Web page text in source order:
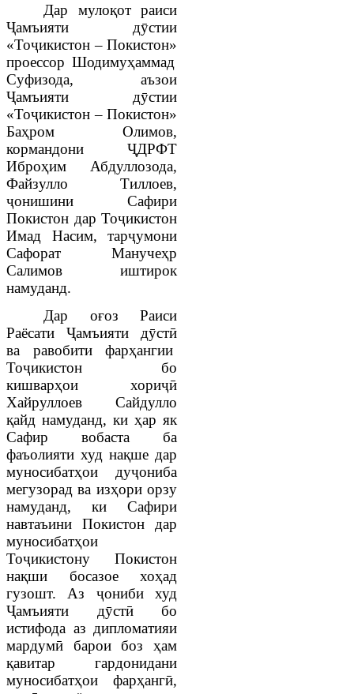
Дар мулоқот раиси
Ҷамъияти дӯстии
«Тоҷикистон – Покистон»
проессор Шодимуҳаммад
Суфизода, аъзои
Ҷамъияти дӯстии
«Тоҷикистон – Покистон»
Баҳром Олимов,
кормандони ҶДРФТ
Иброҳим Абдуллозода,
Файзулло Тиллоев,
ҷонишини Сафири
Покистон дар Тоҷикистон
Имад Насим, тарҷумони
Сафорат Манучеҳр
Салимов иштирок
намуданд.
Дар оғоз Раиси
Раёсати Ҷамъияти дӯстӣ
ва равобити фарҳангии
Тоҷикистон бо
кишварҳои хориҷӣ
Хайруллоев Сайдулло
қайд намуданд, ки ҳар як
Сафир вобаста ба
фаъолияти худ нақше дар
муносибатҳои дуҷониба
мегузорад ва изҳори орзу
намуданд, ки Сафири
навтаъини Покистон дар
муносибатҳои
Тоҷикистону Покистон
нақши босазое хоҳад
гузошт. Аз ҷониби худ
Ҷамъияти дӯстӣ бо
истифода аз дипломатияи
мардумӣ барои боз ҳам
қавитар гардонидани
муносибатҳои фарҳангӣ,